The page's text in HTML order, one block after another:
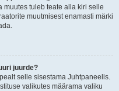
muutes tuleb teate alla kiri selle
muutmisest enamasti märki
juurde?
selle sisestama Juhtpaneelis.
valikutes määrama valiku